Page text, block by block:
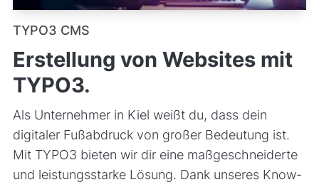
TYPO3 CMS
Erstellung von Websites mit
TYPO3.
Als Unternehmer in Kiel weißt du, dass dein
digitaler Fußabdruck von großer Bedeutung ist.
Mit TYPO3 bieten wir dir eine maßgeschneiderte
und leistungsstarke Lösung. Dank unseres Know-